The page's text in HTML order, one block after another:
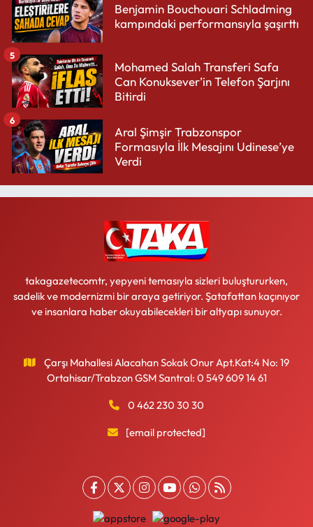
Benjamin Bouchouari Schladming
kampındaki performansıyla şaşırttı
Mohamed Salah Transferi Safa
Can Konuksever’in Telefon Şarjını
Bitirdi
5
Aral Şimşir Trabzonspor
Formasıyla İlk Mesajını Udinese’ye
Verdi
6
takagazetecomtr, yepyeni temasıyla sizleri buluştururken,
sadelik ve modernizmi bir araya getiriyor. Şatafattan kaçınıyor
ve insanlara haber okuyabilecekleri bir altyapı sunuyor.
Çarşı Mahallesi Alacahan Sokak Onur Apt.Kat:4 No: 19
Ortahisar/Trabzon GSM Santral: 0 549 609 14 61
0 462 230 30 30
[email protected]